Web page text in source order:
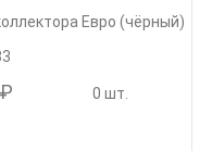
Евро (чёрный)
0 шт.